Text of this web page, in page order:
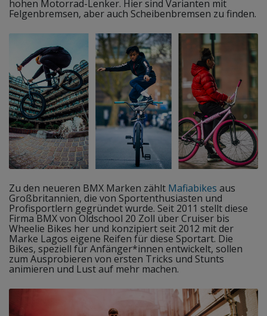
hohen Motorrad-Lenker. Hier sind Varianten mit
Felgenbremsen, aber auch Scheibenbremsen zu finden.
Zu den neueren BMX Marken zählt Mafiabikes aus
Großbritannien, die von Sportenthusiasten und
Profisportlern gegründet wurde. Seit 2011 stellt diese
Firma BMX von Oldschool 20 Zoll über Cruiser bis
Wheelie Bikes her und konzipiert seit 2012 mit der
Marke Lagos eigene Reifen für diese Sportart. Die
Bikes, speziell für Anfänger*innen entwickelt, sollen
zum Ausprobieren von ersten Tricks und Stunts
animieren und Lust auf mehr machen.